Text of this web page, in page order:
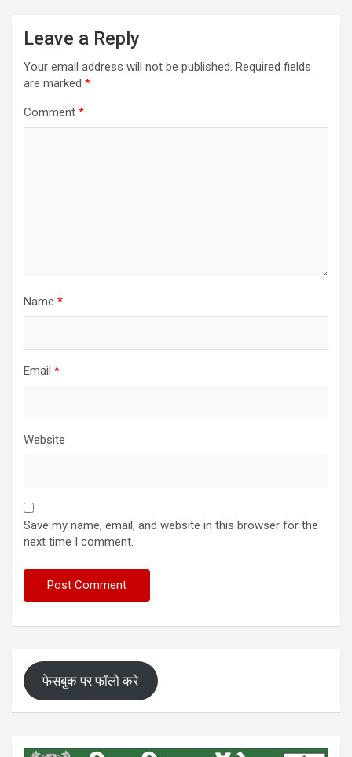
Leave a Reply
Your email address will not be published. Required fields
are marked *
Comment *
Name *
Email *
Website
Save my name, email, and website in this browser for the
next time I comment.
फेसबुक पर फॉलो करे